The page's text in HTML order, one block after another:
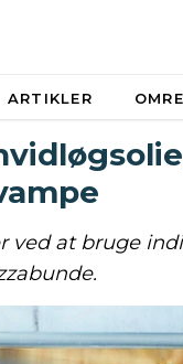
ARTIKLER
ved at bruge